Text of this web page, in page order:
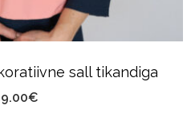
The
Product
sall tikandiga
€